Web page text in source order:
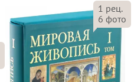
1 рец.
6 фото